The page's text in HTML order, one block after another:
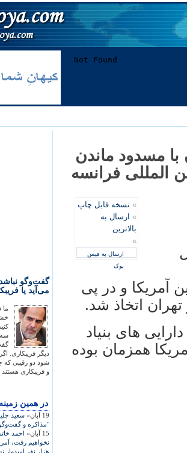
گفت‌وگو
می‌آید یا
ما
سه
دیگر فریبکاری.
شود دو رقیبی که
و فریبکاری
در همين زمينه
19 آبان»
سعيد
"مذاکره و
15 آبان»
احمد
نخواهيم رفت،
هزار نفر اميدوار
مسدود ماندن
المللی فرانسه
» نسخه قابل چاپ
» ارسال به
بالاترین
»
ارسال به فیس
بوک
آمريکا و در پی
اتخاذ شد.
های بنياد
همزمان بوده